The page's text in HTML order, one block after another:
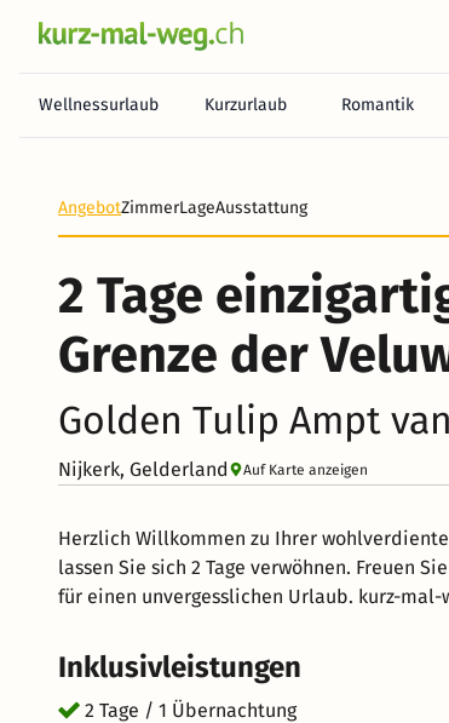
Wellnessurlaub Kurzurlaub Romantik
AngebotZimmerLageAusstattung
2 Tage
Grenze der
Golden Tulip Ampt
Nijkerk, Gelderland Auf Karte anzeigen
Herzlich Willkommen zu Ihrer
lassen Sie sich 2 Tage verwöhnen. Freuen
für einen unvergesslichen Urlaub. kurz-
Inklusivleistungen
2 Tage / 1 Übernachtung